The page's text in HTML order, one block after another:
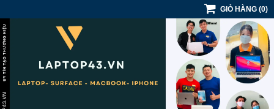
GIỎ HÀNG (0)